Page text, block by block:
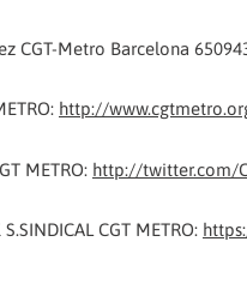
CGT-Metro Barcelona
http://
METRO: http://twitter.com/
CGT METRO: